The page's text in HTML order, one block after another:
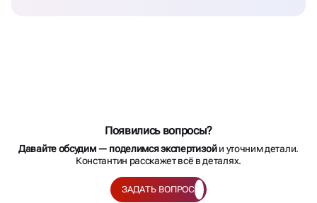
Появились вопросы?
Давайте обсудим — поделимся экспертизойи уточним детали.
Константин расскажет всё в деталях.
ЗАДАТЬ ВОПРОС